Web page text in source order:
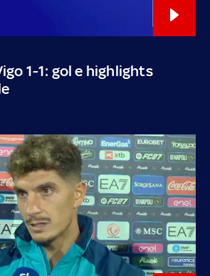
1-1: gol e highlights